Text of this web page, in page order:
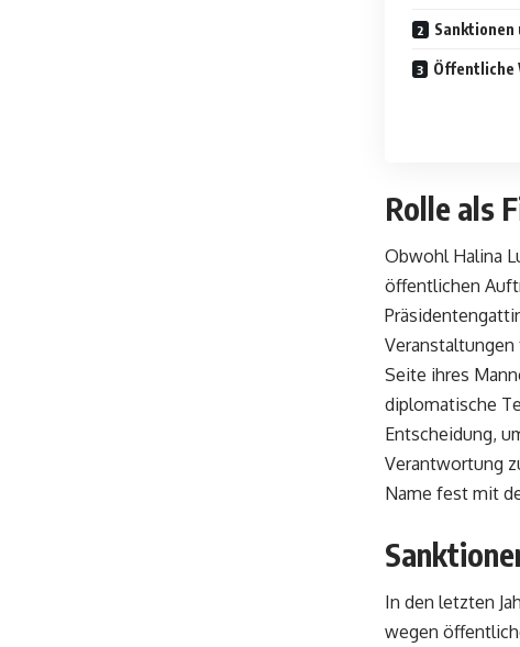
Öffentliche
Rolle als
Obwohl Halina
öffentlichen
Seite ihres
diplomatische
Entscheidung,
Verantwortung
Name fest mit
In den letzten
wegen